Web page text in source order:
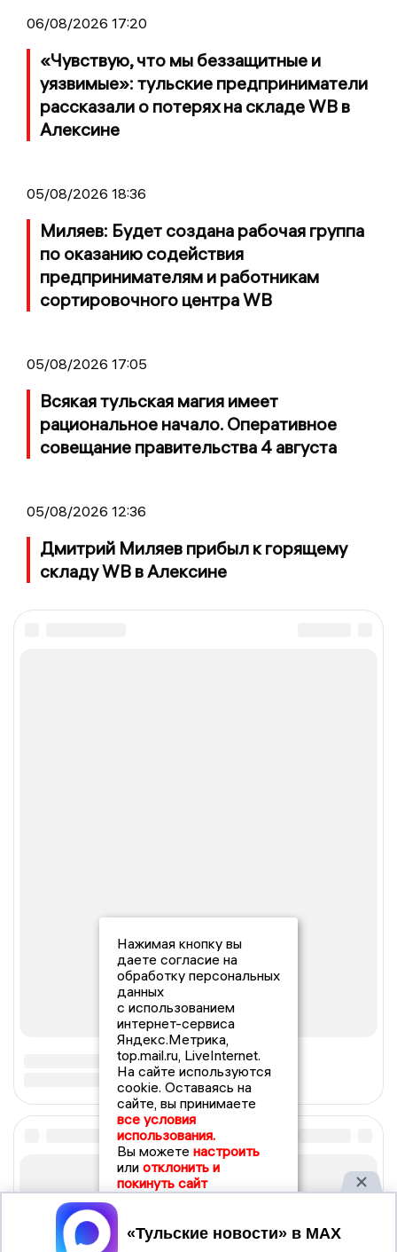
06/08/2026 17:20
«Чувствую, что мы беззащитные и
уязвимые»: тульские предприниматели
рассказали о потерях на складе WB в
Алексине
05/08/2026 18:36
Миляев: Будет создана рабочая группа
по оказанию содействия
предпринимателям и работникам
сортировочного центра WB
05/08/2026 17:05
Всякая тульская магия имеет
рациональное начало. Оперативное
совещание правительства 4 августа
05/08/2026 12:36
Дмитрий Миляев прибыл к горящему
складу WB в Алексине
Нажимая кнопку вы
даете согласие на
обработку персональных
данных
с использованием
интернет-сервиса
Яндекс.Метрика,
top.mail.ru, LiveInternet.
На сайте используются
cookie. Оставаясь на
сайте, вы принимаете
все условия
использования.
Вы можете настроить
или отклонить и
покинуть сайт
Принять